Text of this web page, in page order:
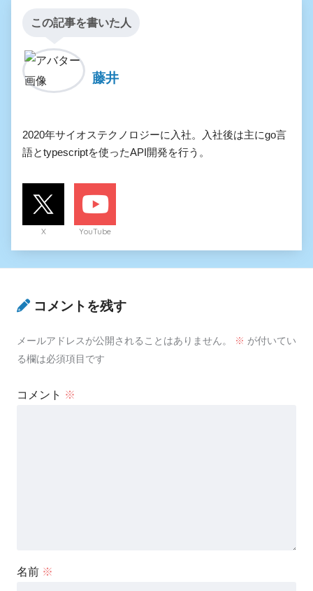
この記事を書いた人
藤井
2020年サイオステクノロジーに入社。入社後は主にgo言
語とtypescriptを使ったAPI開発を行う。
X YouTube
コメントを残す
メールアドレスが公開されることはありません。 ※ が付いてい
る欄は必須項目です
コメント ※
名前 ※